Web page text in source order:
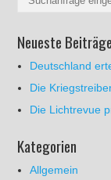
Neueste Beiträge
Deutschland
Die
Die Lichtrevue
Kategorien
Allgemein